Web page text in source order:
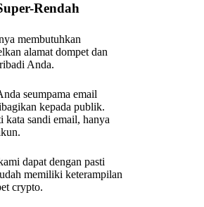
Rendah
membutuhkan
alamat dompet dan
Anda.
seumpama email
kepada publik.
sandi email, hanya
dapat dengan pasti
memiliki keterampilan
crypto.